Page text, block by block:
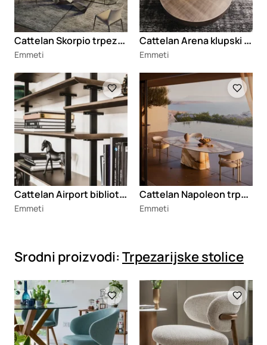
C
attelan Skorpio trpezarijski sto
Emmeti
C
attelan Arena klupski stočić
Emmeti
Loading
C
attelan Airport biblioteka
Emmeti
Loading
C
attelan Napoleon trpezarijski sto
Emmeti
Srodni proizvodi: Trpezarijske stolice
Loading Loading